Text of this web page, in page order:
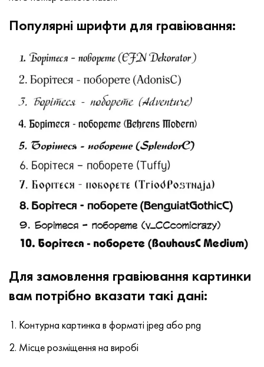
Популярні шрифти для гравіювання:
Для замовлення гравіювання картинки
вам потрібно вказати такі дані:
Контурна картинка в форматі jpeg або png
Місце розміщення на виробі